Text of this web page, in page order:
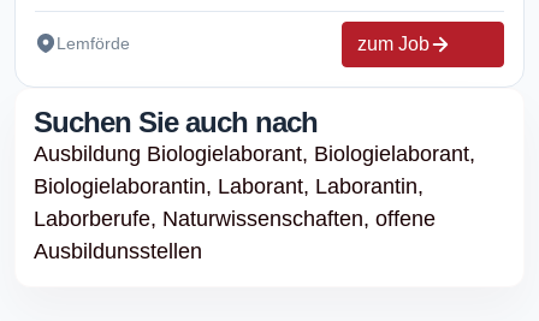
Lemförde zum Job
Suchen Sie auch nach
Ausbildung Biologielaborant, Biologielaborant,
Biologielaborantin, Laborant, Laborantin,
Laborberufe, Naturwissenschaften, offene
Ausbildunsstellen